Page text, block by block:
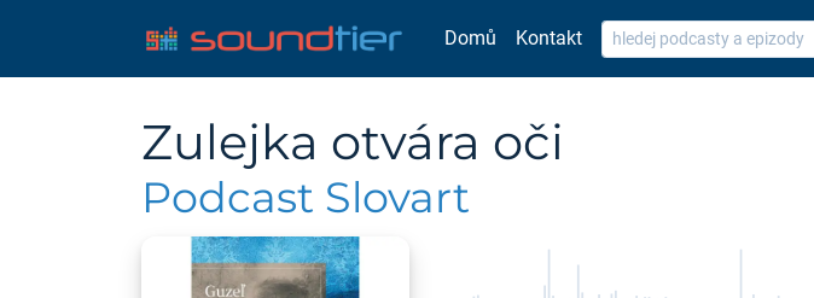
Domů Kontakt
Zulejka otvára oči
Podcast Slovart